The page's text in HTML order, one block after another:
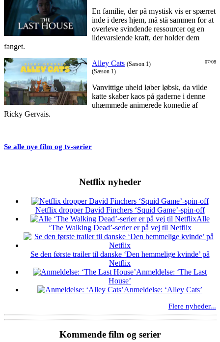
En familie, der på mystisk vis er spærret
inde i deres hjem, må stå sammen for at
overleve svindende ressourcer og en
ildevarslende kraft, der holder dem
fanget.
07/08
Alley Cats (Sæson 1)
(Sæson 1)
Vanvittige uheld løber løbsk, da vilde
katte skaber kaos på gaderne i denne
uhæmmede animerede komedie af
Ricky Gervais.
Se alle nye film og tv-serier
Netflix nyheder
Netflix dropper David Finchers ‘Squid Game’-spin-off
Alle
‘The Walking Dead’-serier er på vej til Netflix
Se den første trailer til danske ‘Den hemmelige kvinde’ på
Netflix
Anmeldelse: ‘The Last
House’
Anmeldelse: ‘Alley Cats’
Flere nyheder...
Kommende film og serier